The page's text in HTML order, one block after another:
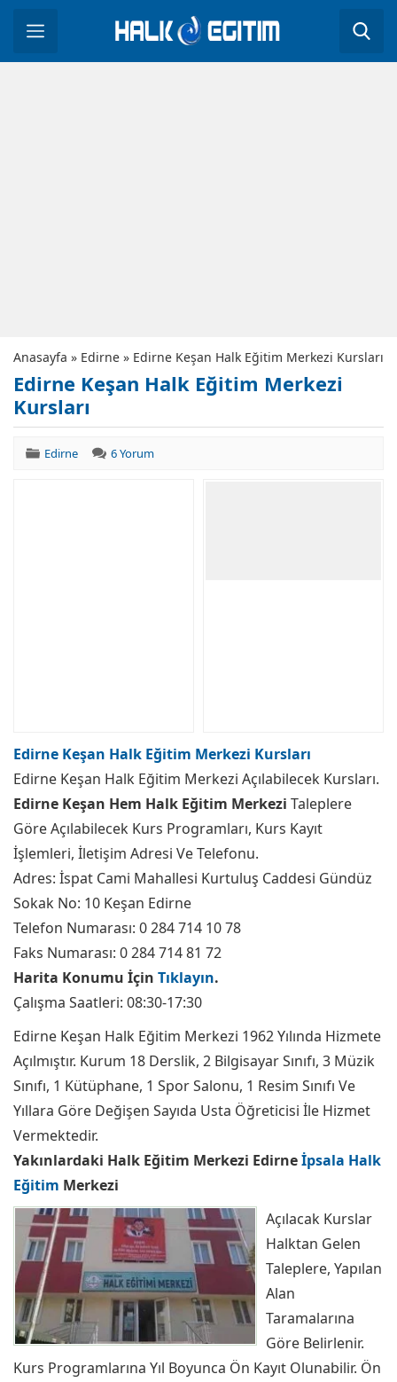
Anasayfa » Edirne » Edirne Keşan Halk Eğitim Merkezi Kursları
Edirne Keşan Halk Eğitim Merkezi
Kursları
Edirne 6 Yorum
Edirne Keşan Halk Eğitim Merkezi Kursları
Edirne Keşan Halk Eğitim Merkezi Açılabilecek Kursları.
Edirne Keşan Hem Halk Eğitim Merkezi Taleplere
Göre Açılabilecek Kurs Programları, Kurs Kayıt
İşlemleri, İletişim Adresi Ve Telefonu.
Adres: İspat Cami Mahallesi Kurtuluş Caddesi Gündüz
Sokak No: 10 Keşan Edirne
Telefon Numarası: 0 284 714 10 78
Faks Numarası: 0 284 714 81 72
Harita Konumu İçin Tıklayın.
Çalışma Saatleri: 08:30-17:30
Edirne Keşan Halk Eğitim Merkezi 1962 Yılında Hizmete
Açılmıştır. Kurum 18 Derslik, 2 Bilgisayar Sınıfı, 3 Müzik
Sınıfı, 1 Kütüphane, 1 Spor Salonu, 1 Resim Sınıfı Ve
Yıllara Göre Değişen Sayıda Usta Öğreticisi İle Hizmet
Vermektedir.
Yakınlardaki Halk Eğitim Merkezi Edirneİpsala Halk
Eğitim Merkezi
Açılacak Kurslar
Halktan Gelen
Taleplere, Yapılan
Alan
Taramalarına
Göre Belirlenir.
Kurs Programlarına Yıl Boyunca Ön Kayıt Olunabilir. Ön